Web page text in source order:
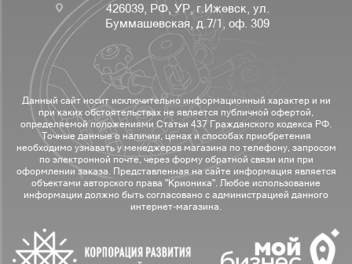
426039, РФ, УР, г.Ижевск, ул.
Буммашевская, д.7/1, оф. 309
Данный сайт носит исключительно информационный характер и ни
при каких обстоятельствах не является публичной офертой,
определяемой положениями Статьи 437 Гражданского кодекса РФ.
Точные данные о наличии, ценах и способах приобретения
необходимо узнавать у менеджеров магазина по телефону, запросом
по электронной почте, через форму обратной связи или при
оформлении заказа. Представленная на сайте информация является
объектами авторского права "Крионика". Любое использование
информации должно быть согласовано с администрацией данного
интернет-магазина.